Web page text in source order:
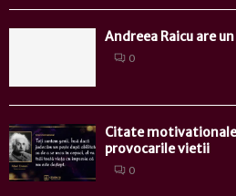
Andreea Raicu are
0
Citate
provocarile vietii
0